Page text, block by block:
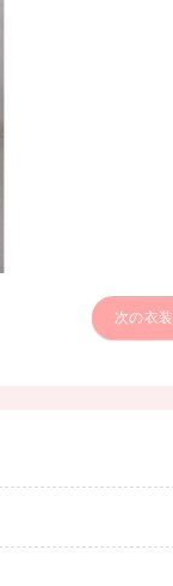
次の衣装